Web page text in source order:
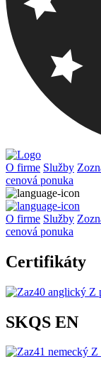
O firme Služby
cenová ponuka
O firme Služby
cenová ponuka
Certifikáty
SKQS EN